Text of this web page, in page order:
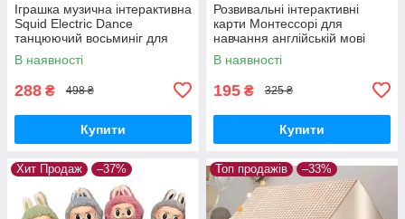
Іграшка музична інтерактивна
Squid Electric Dance
танцюючий восьминіг для
малюків Зелений
В наявності
288 ₴ 498 ₴
Купити
Розвивальні інтерактивні
карти Монтессорі для
навчання англійській мові
Рожевий
В наявності
195 ₴ 325 ₴
Купити
Хит Продаж –37% Топ продажів –33%